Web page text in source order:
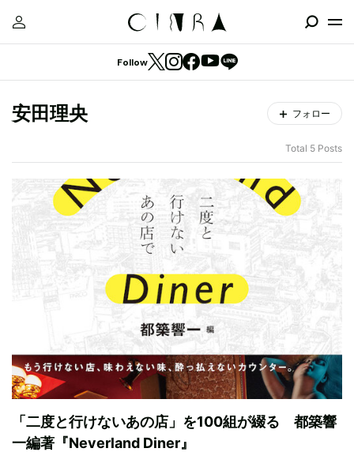
Follow
安田理央 フォロー
Total 5 Posts
「二度と行けないあの店」を100組が綴る 都築響
一編著『Neverland Diner』